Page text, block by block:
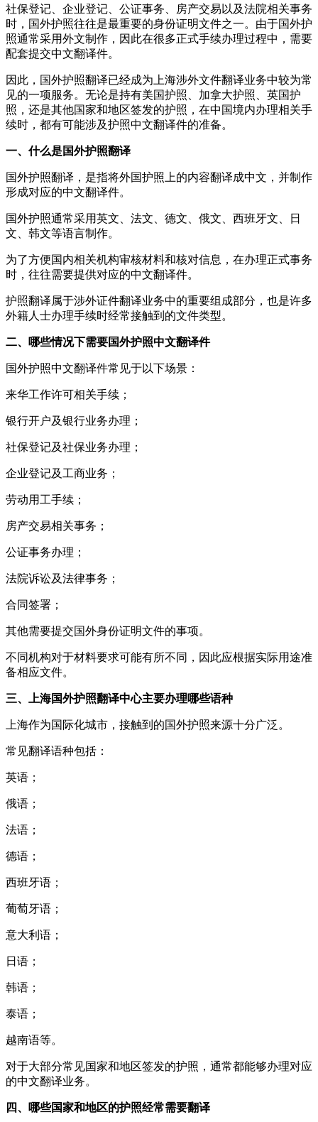
社保登记、企业登记、公证事务、房产交易以及法院相关事务
时，国外护照往往是最重要的身份证明文件之一。由于国外护
照通常采用外文制作，因此在很多正式手续办理过程中，需要
配套提交中文翻译件。
因此，国外护照翻译已经成为上海涉外文件翻译业务中较为常
见的一项服务。无论是持有美国护照、加拿大护照、英国护
照，还是其他国家和地区签发的护照，在中国境内办理相关手
续时，都有可能涉及护照中文翻译件的准备。
一、什么是国外护照翻译
国外护照翻译，是指将外国护照上的内容翻译成中文，并制作
形成对应的中文翻译件。
国外护照通常采用英文、法文、德文、俄文、西班牙文、日
文、韩文等语言制作。
为了方便国内相关机构审核材料和核对信息，在办理正式事务
时，往往需要提供对应的中文翻译件。
护照翻译属于涉外证件翻译业务中的重要组成部分，也是许多
外籍人士办理手续时经常接触到的文件类型。
二、哪些情况下需要国外护照中文翻译件
国外护照中文翻译件常见于以下场景：
来华工作许可相关手续；
银行开户及银行业务办理；
社保登记及社保业务办理；
企业登记及工商业务；
劳动用工手续；
房产交易相关事务；
公证事务办理；
法院诉讼及法律事务；
合同签署；
其他需要提交国外身份证明文件的事项。
不同机构对于材料要求可能有所不同，因此应根据实际用途准
备相应文件。
三、上海国外护照翻译中心主要办理哪些语种
上海作为国际化城市，接触到的国外护照来源十分广泛。
常见翻译语种包括：
英语；
俄语；
法语；
德语；
西班牙语；
葡萄牙语；
意大利语；
日语；
韩语；
泰语；
越南语等。
对于大部分常见国家和地区签发的护照，通常都能够办理对应
的中文翻译业务。
四、哪些国家和地区的护照经常需要翻译